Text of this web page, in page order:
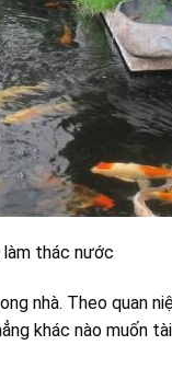
thác nước
nhà. Theo quan
khác nào muốn